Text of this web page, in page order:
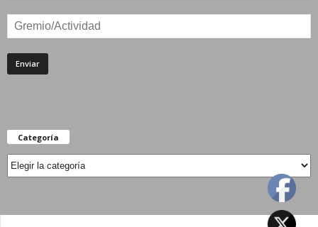
Categoría
Categoría